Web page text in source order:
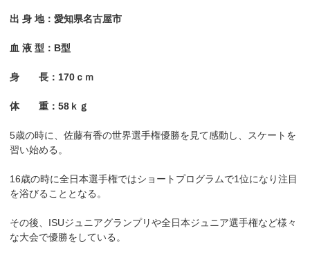
出 身 地：愛知県名古屋市
血 液 型：B型
身 長：170ｃｍ
体 重：58ｋｇ
5歳の時に、佐藤有香の世界選手権優勝を見て感動し、スケートを
習い始める。
16歳の時に全日本選手権ではショートプログラムで1位になり注目
を浴びることとなる。
その後、ISUジュニアグランプリや全日本ジュニア選手権など様々
な大会で優勝をしている。